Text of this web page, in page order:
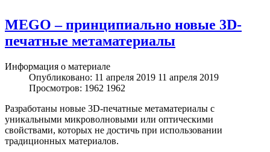
MEGO – принципиально новые 3D-
печатные метаматериалы
Информация о материале
Опубликовано: 11 апреля 2019 11 апреля 2019
Просмотров: 1962 1962
Разработаны новые 3D-печатные метаматериалы с
уникальными микроволновыми или оптическими
свойствами, которых не достичь при использовании
традиционных материалов.